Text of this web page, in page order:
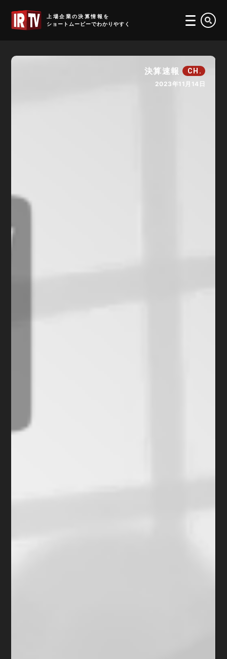
上場企業の決算情報を
ショートムービーでわかりやすく
決算速報 CH.
2023年11月14日